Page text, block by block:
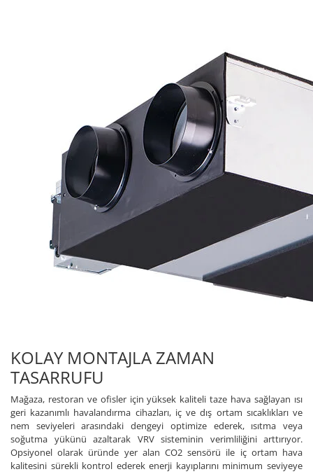
KOLAY MONTAJLA ZAMAN
TASARRUFU
Mağaza, restoran ve ofisler için yüksek kaliteli taze hava sağlayan ısı
geri kazanımlı havalandırma cihazları, iç ve dış ortam sıcaklıkları ve
nem seviyeleri arasındaki dengeyi optimize ederek, ısıtma veya
soğutma yükünü azaltarak VRV sisteminin verimliliğini arttırıyor.
Opsiyonel olarak üründe yer alan CO2 sensörü ile iç ortam hava
kalitesini sürekli kontrol ederek enerji kayıplarını minimum seviyeye